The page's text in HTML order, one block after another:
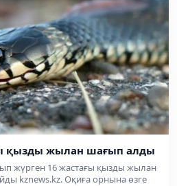
қызды жылан шағып алды
жүрген 16 жастағы қызды жылан
kznews.kz. Оқиға орнына өзге